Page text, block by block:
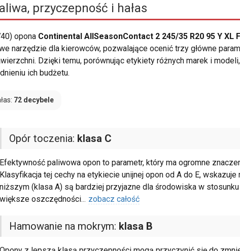
przyczepność i hałas
opona Continental AllSeasonContact 2 245/35 R20 95 Y XL
narzędzie dla kierowców, pozwalające ocenić trzy główne
Dzięki temu, porównując etykiety różnych marek i
ich budżetu.
72 decybele
Opór toczenia: klasa C
Efektywność paliwowa opon to parametr, który ma ogromne
Klasyfikacja tej cechy na etykiecie unijnej opon od A do E,
niższym (klasa A) są bardziej przyjazne dla środowiska w
większe oszczędności... zobacz całość
Hamowanie na mokrym: klasa B